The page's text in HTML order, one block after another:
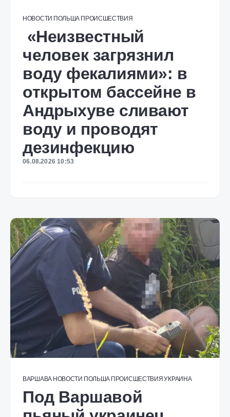
НОВОСТИ ПОЛЬША ПРОИСШЕСТВИЯ
«Неизвестный
человек загрязнил
воду фекалиями»: в
открытом бассейне в
Андрыхуве сливают
воду и проводят
дезинфекцию
06.08.2026 10:53
ВАРШАВА НОВОСТИ ПОЛЬША ПРОИСШЕСТВИЯУКРАИНА
Под Варшавой